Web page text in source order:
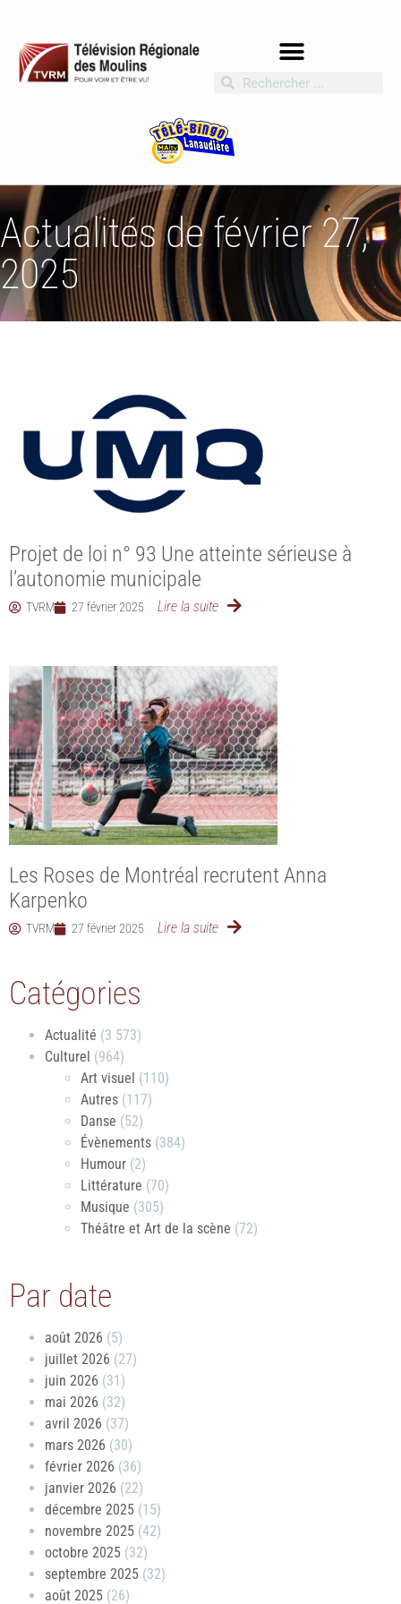
Actualités de février 27,
2025
Projet de loi n° 93 Une atteinte sérieuse à
l’autonomie municipale
TVRM 27 février 2025 Lire la suite
Les Roses de Montréal recrutent Anna
Karpenko
TVRM 27 février 2025 Lire la suite
Catégories
Actualité (3 573)
Culturel (964)
Art visuel (110)
Autres (117)
Danse (52)
Évènements (384)
Humour (2)
Littérature (70)
Musique (305)
Théâtre et Art de la scène (72)
Par date
août 2026 (5)
juillet 2026 (27)
juin 2026 (31)
mai 2026 (32)
avril 2026 (37)
mars 2026 (30)
février 2026 (36)
janvier 2026 (22)
décembre 2025 (15)
novembre 2025 (42)
octobre 2025 (32)
septembre 2025 (32)
août 2025 (26)